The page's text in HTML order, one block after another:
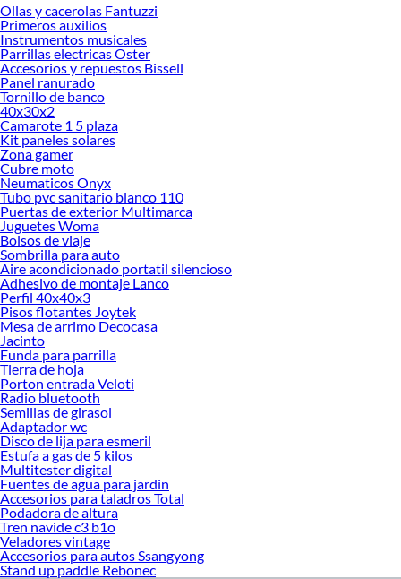
Desde remodelaciones hasta proyectos de decoración, estamos aquí para hacer
tus ideas realidad. ¡Visítanos y encuentra todo lo que tenemos para ofrecerte en
Cortinas de Tela!
Explora la variedad de productos de Cortinas de Tela en Sodimac
Herramientas, materiales y accesorios de calidad para tus proyectos y
renovación de espacios. ¡Visítanos y descubre todo lo que tenemos para
ofrecerte!
Encuentra una amplia variedad de productos de Cortinas de Tela en Sodimac.
Encuentra todo lo necesario para tus proyectos de renovación y decoración.
¡Visítanos y haz tus ideas realidad!
Ollas y cacerolas Fantuzzi
Primeros auxilios
Instrumentos musicales
Parrillas electricas Oster
Accesorios y repuestos Bissell
Panel ranurado
Tornillo de banco
40x30x2
Camarote 1 5 plaza
Kit paneles solares
Zona gamer
Cubre moto
Neumaticos Onyx
Tubo pvc sanitario blanco 110
Puertas de exterior Multimarca
Juguetes Woma
Bolsos de viaje
Sombrilla para auto
Aire acondicionado portatil silencioso
Adhesivo de montaje Lanco
Perfil 40x40x3
Pisos flotantes Joytek
Mesa de arrimo Decocasa
Jacinto
Funda para parrilla
Tierra de hoja
Porton entrada Veloti
Radio bluetooth
Semillas de girasol
Adaptador wc
Disco de lija para esmeril
Estufa a gas de 5 kilos
Multitester digital
Fuentes de agua para jardin
Accesorios para taladros Total
Podadora de altura
Tren navide c3 b1o
Veladores vintage
Accesorios para autos Ssangyong
Stand up paddle Rebonec